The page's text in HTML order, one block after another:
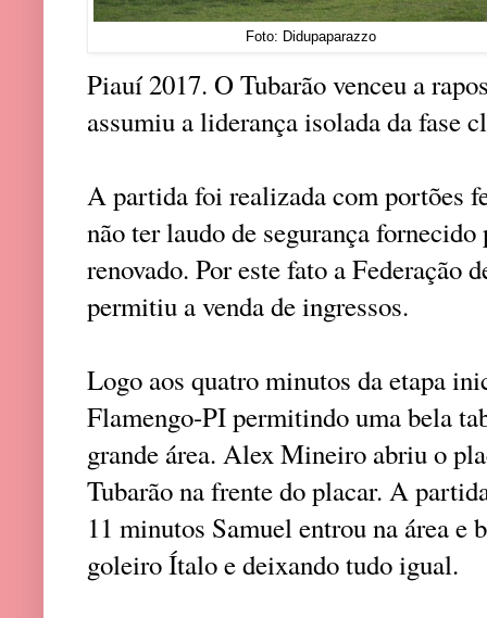
Foto: Didupaparazzo
Piauí 2017. O Tubarão venceu a
assumiu a liderança isolada da fase
A partida foi realizada com portões
não ter laudo de segurança
renovado. Por este fato a Federação
permitiu a venda de ingressos.
Logo aos quatro minutos da etapa
Flamengo-PI permitindo uma bela
grande área. Alex Mineiro abriu o
Tubarão na frente do placar. A
11 minutos Samuel entrou na área e
goleiro Ítalo e deixando tudo igual.